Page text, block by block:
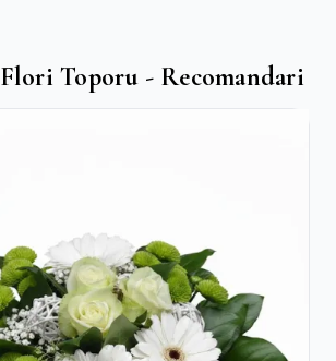
Toporu - Recomandari